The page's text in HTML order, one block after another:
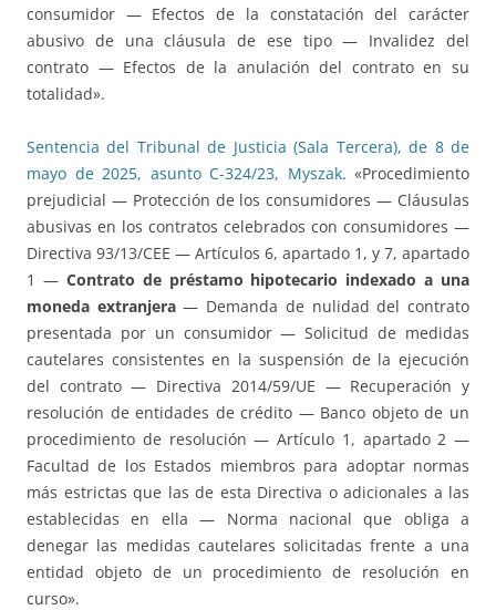
consumidor — Efectos de la constatación del carácter
abusivo de una cláusula de ese tipo — Invalidez del
contrato — Efectos de la anulación del contrato en su
totalidad».
Sentencia del Tribunal de Justicia (Sala Tercera), de 8 de
mayo de 2025, asunto C-324/23, Myszak. «Procedimiento
prejudicial — Protección de los consumidores — Cláusulas
abusivas en los contratos celebrados con consumidores —
Directiva 93/13/CEE — Artículos 6, apartado 1, y 7, apartado
1 — Contrato de préstamo hipotecario indexado a una
moneda extranjera— Demanda de nulidad del contrato
presentada por un consumidor — Solicitud de medidas
cautelares consistentes en la suspensión de la ejecución
del contrato — Directiva 2014/59/UE — Recuperación y
resolución de entidades de crédito — Banco objeto de un
procedimiento de resolución — Artículo 1, apartado 2 —
Facultad de los Estados miembros para adoptar normas
más estrictas que las de esta Directiva o adicionales a las
establecidas en ella — Norma nacional que obliga a
denegar las medidas cautelares solicitadas frente a una
entidad objeto de un procedimiento de resolución en
curso».